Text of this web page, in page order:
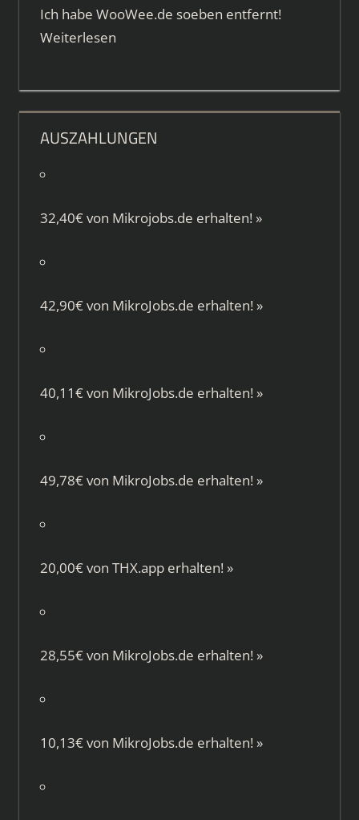
Ich habe WooWee.de soeben entfernt!
Weiterlesen
AUSZAHLUNGEN
32,40€ von Mikrojobs.de erhalten! »
42,90€ von MikroJobs.de erhalten! »
40,11€ von MikroJobs.de erhalten! »
49,78€ von MikroJobs.de erhalten! »
20,00€ von THX.apperhalten! »
28,55€ von MikroJobs.de erhalten! »
10,13€ von MikroJobs.de erhalten! »